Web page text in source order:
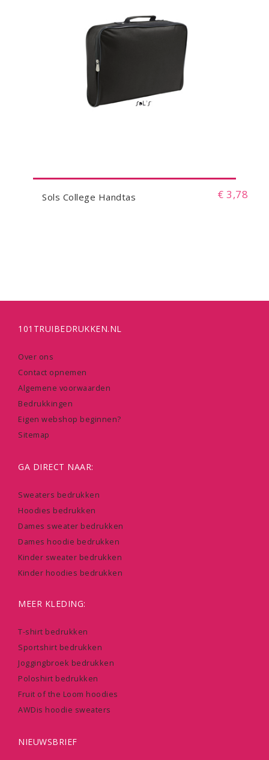
Sols College Handtas € 3,78
101TRUIBEDRUKKEN.NL
Over ons
Contact opnemen
Algemene voorwaarden
Bedrukkingen
Eigen webshop beginnen?
Sitemap
GA DIRECT NAAR:
Sweaters bedrukken
Hoodies bedrukken
Dames sweater bedrukken
Dames hoodie bedrukken
Kinder sweater bedrukken
Kinder hoodies bedrukken
MEER KLEDING:
T-shirt bedrukken
Sportshirt bedrukken
Joggingbroek bedrukken
Poloshirt bedrukken
Fruit of the Loom hoodies
AWDis hoodie sweaters
NIEUWSBRIEF